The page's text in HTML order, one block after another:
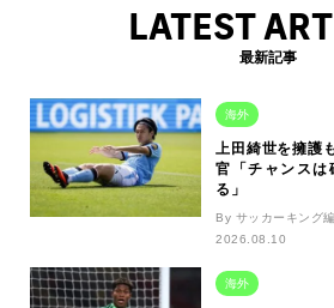
LATEST
最新記事
海外
上田綺世を擁
官「チャンスは
る」
By サッカーキング
2026.08.10
海外